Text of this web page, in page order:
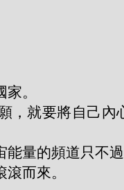
。
就要將自己內
量的頻道只不
而來。